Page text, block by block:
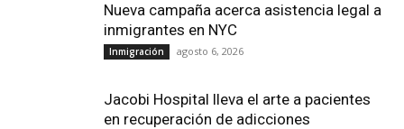
Nueva campaña acerca asistencia legal a
inmigrantes en NYC
Inmigración agosto 6, 2026
Jacobi Hospital lleva el arte a pacientes
en recuperación de adicciones